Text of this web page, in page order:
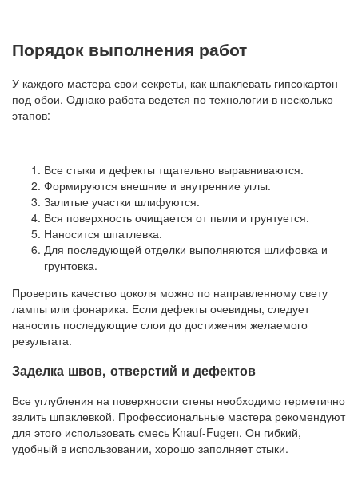
Порядок выполнения работ
У каждого мастера свои секреты, как шпаклевать гипсокартон
под обои. Однако работа ведется по технологии в несколько
этапов:
Все стыки и дефекты тщательно выравниваются.
Формируются внешние и внутренние углы.
Залитые участки шлифуются.
Вся поверхность очищается от пыли и грунтуется.
Наносится шпатлевка.
Для последующей отделки выполняются шлифовка и
грунтовка.
Проверить качество цоколя можно по направленному свету
лампы или фонарика. Если дефекты очевидны, следует
наносить последующие слои до достижения желаемого
результата.
Заделка швов, отверстий и дефектов
Все углубления на поверхности стены необходимо герметично
залить шпаклевкой. Профессиональные мастера рекомендуют
для этого использовать смесь Knauf-Fugen. Он гибкий,
удобный в использовании, хорошо заполняет стыки.